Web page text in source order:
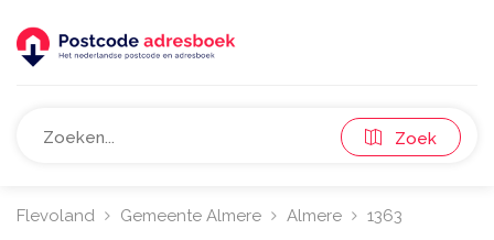
Zoek
Flevoland Gemeente Almere Almere 1363